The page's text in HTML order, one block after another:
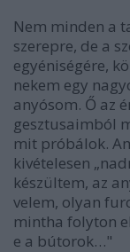
Nem minden a
szerepre, de a
egyéniségére,
nekem egy
anyósom. Ő az
gesztusaimból
mit próbálok.
kivételesen
készültem, az
velem, olyan
mintha folyton
e a bútorok…"